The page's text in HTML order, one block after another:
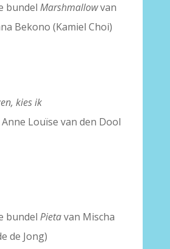
bundel Marshmallowvan
Bekono (Kamiel Choi)
kies ik
Louïse van den Dool
bundel Pietavan Mischa
de Jong)